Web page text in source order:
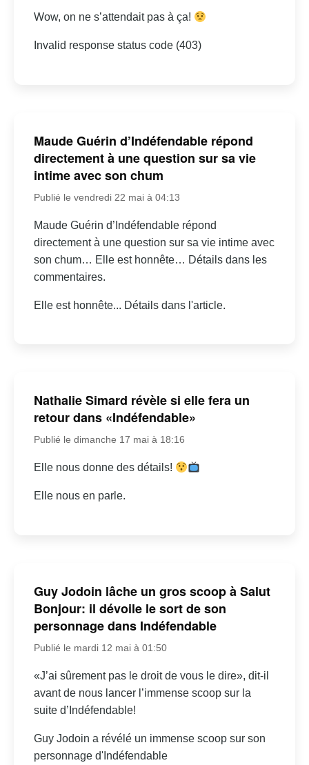
Wow, on ne s’attendait pas à ça!
Invalid response status code (403)
Maude Guérin d’Indéfendable répond
directement à une question sur sa vie
intime avec son chum
Publié le vendredi 22 mai à 04:13
Maude Guérin d’Indéfendable répond
directement à une question sur sa vie intime avec
son chum… Elle est honnête… Détails dans les
commentaires.
Elle est honnête... Détails dans l'article.
Nathalie Simard révèle si elle fera un
retour dans «Indéfendable»
Publié le dimanche 17 mai à 18:16
Elle nous donne des détails!
Elle nous en parle.
Guy Jodoin lâche un gros scoop à Salut
Bonjour: il dévoile le sort de son
personnage dans Indéfendable
Publié le mardi 12 mai à 01:50
«J’ai sûrement pas le droit de vous le dire», dit-il
avant de nous lancer l’immense scoop sur la
suite d’Indéfendable!
Guy Jodoin a révélé un immense scoop sur son
personnage d'Indéfendable